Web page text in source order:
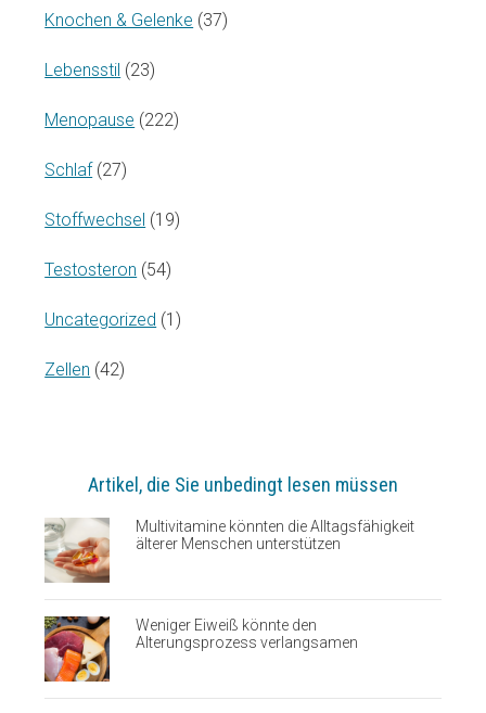
Knochen & Gelenke (37)
Lebensstil (23)
Menopause (222)
Schlaf (27)
Stoffwechsel (19)
Testosteron (54)
Uncategorized (1)
Zellen (42)
Artikel, die Sie unbedingt lesen müssen
Multivitamine könnten die Alltagsfähigkeit
älterer Menschen unterstützen
Weniger Eiweiß könnte den
Alterungsprozess verlangsamen